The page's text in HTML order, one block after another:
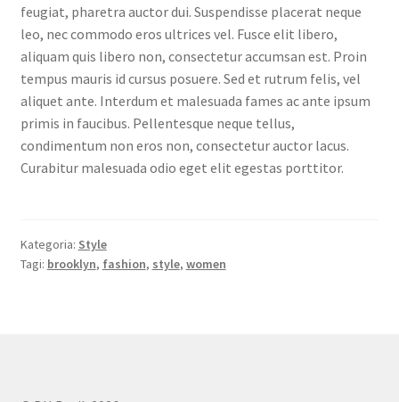
feugiat, pharetra auctor dui. Suspendisse placerat neque
leo, nec commodo eros ultrices vel. Fusce elit libero,
aliquam quis libero non, consectetur accumsan est. Proin
tempus mauris id cursus posuere. Sed et rutrum felis, vel
aliquet ante. Interdum et malesuada fames ac ante ipsum
primis in faucibus. Pellentesque neque tellus,
condimentum non eros non, consectetur auctor lacus.
Curabitur malesuada odio eget elit egestas porttitor.
Kategoria: Style
Tagi: brooklyn, fashion, style, women